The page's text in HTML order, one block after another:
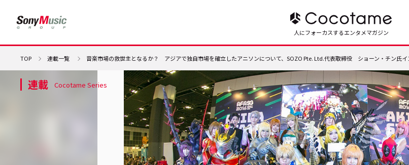
人にフォーカスするエンタメマガジン
TOP 連載一覧 音楽市場の救世主となるか？ アジアで独自市場を確立したアニソンについて、SOZO Pte. Ltd.代表取締役 ショーン・チン氏イ
連載 Cocotame Series